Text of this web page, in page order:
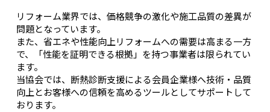
リフォーム業界では、価格競争の激化や施工品質の差異が
問題となっています。
また、省エネや性能向上リフォームへの需要は高まる一方
で、「性能を証明できる根拠」を持つ事業者は限られてい
ます。
当協会では、断熱診断支援による会員企業様へ技術・品質
向上とお客様への信頼を高めるツールとしてサポートして
おります。